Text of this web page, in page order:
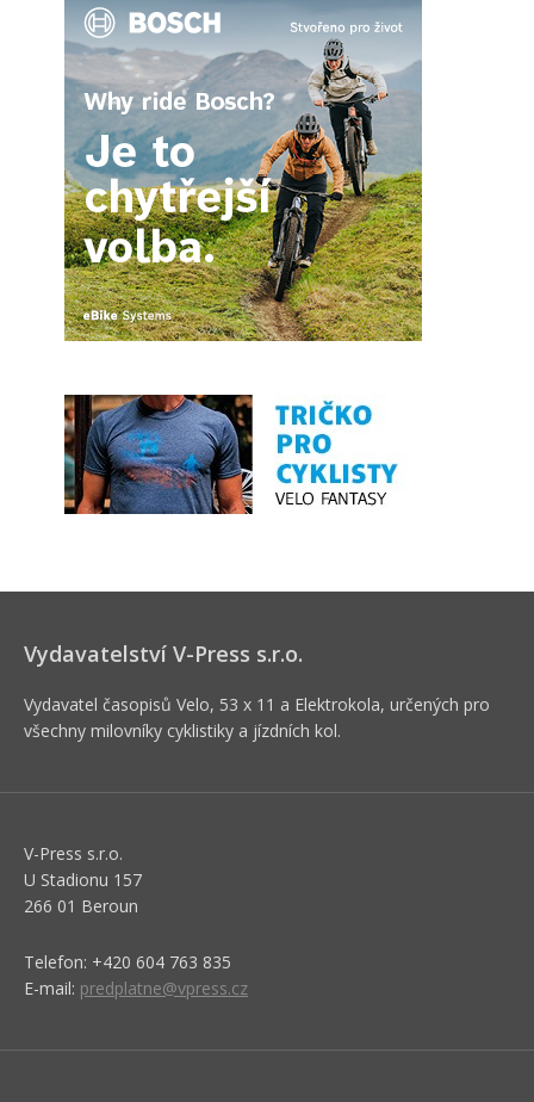
Vydavatelství V-Press s.r.o.
Vydavatel časopisů Velo, 53 x 11 a Elektrokola, určených pro
všechny milovníky cyklistiky a jízdních kol.
V-Press s.r.o.
U Stadionu 157
266 01 Beroun
Telefon: +420 604 763 835
E-mail: predplatne@vpress.cz